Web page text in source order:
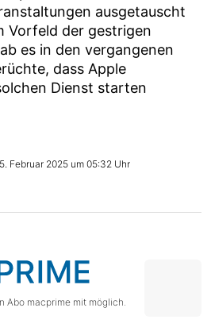
ausgetauscht
Vorfeld der gestrigen
es in den vergangenen
dass Apple
Dienst starten
Februar 2025 um 05:32 Uhr
Abo macprime mit möglich.